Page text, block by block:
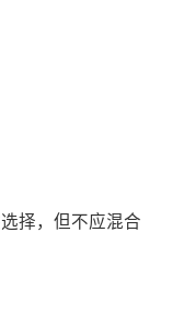
择，但不应混合